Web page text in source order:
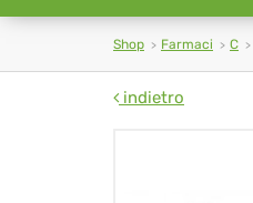
Shop Farmaci C
indietro